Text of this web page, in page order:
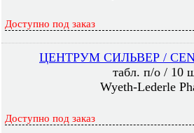
Доступно под заказ
ЦЕНТРУМ СИЛЬВЕР /
табл. п/о / 10
Wyeth-Lederle
Доступно под заказ